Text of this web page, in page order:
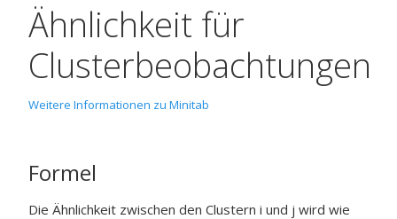
Ähnlichkeit für
Clusterbeobachtungen
Weitere Informationen zu Minitab
Formel
Die Ähnlichkeit zwischen den Clustern i und j wird wie